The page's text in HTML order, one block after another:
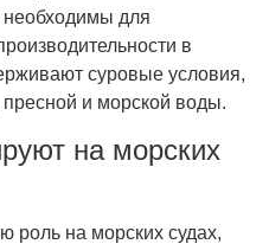
необходимы для
в
суровые условия,
пресной и морской воды.
на морских
роль на морских судах,